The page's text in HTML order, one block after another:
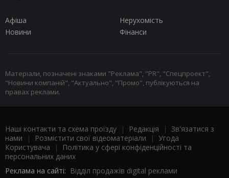
Афіша
Нерухомість
Новини
Фінанси
Матеріали, позначені знаками "Реклама", "PR", "Спецпроект",
"Новини компаній", "Актуально", "Промо", публікуються на
правах реклами.
Наші контакти та схема проїзду | Редакція | Зв'язатися з
нами | Розмістити свої відеоматеріали | Угода
Користувача |
Політика у сфері конфіденційності та
персональних даних
Реклама на сайті: Відділ продажів digital реклами